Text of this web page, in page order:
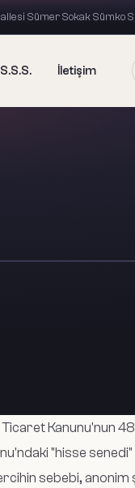
Sümer Sokak Sümko
S.S.S. İletişim
Ticaret Kanunu'nun
"hisse
sebebi,